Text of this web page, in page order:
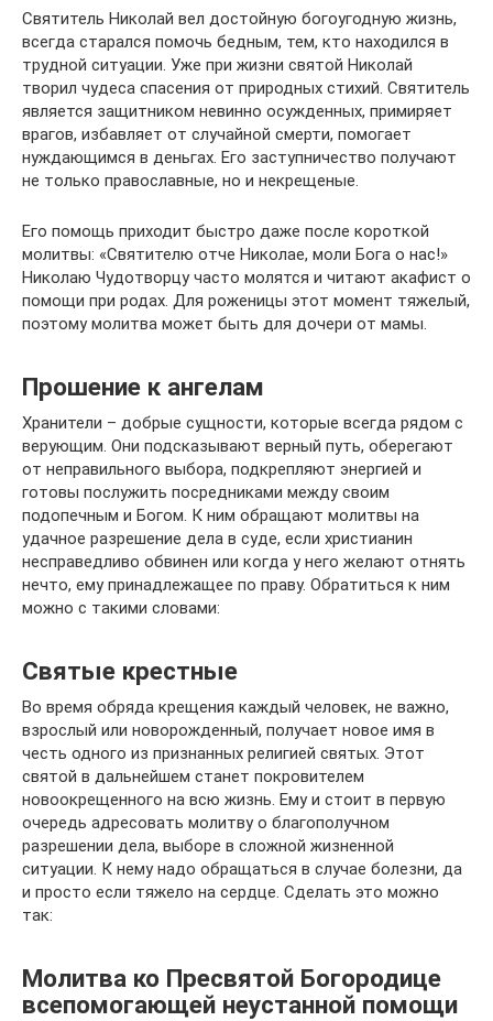
Святитель Николай вел достойную богоугодную жизнь,
всегда старался помочь бедным, тем, кто находился в
трудной ситуации. Уже при жизни святой Николай
творил чудеса спасения от природных стихий. Святитель
является защитником невинно осужденных, примиряет
врагов, избавляет от случайной смерти, помогает
нуждающимся в деньгах. Его заступничество получают
не только православные, но и некрещеные.
Его помощь приходит быстро даже после короткой
молитвы: «Святителю отче Николае, моли Бога о нас!»
Николаю Чудотворцу часто молятся и читают акафист о
помощи при родах. Для роженицы этот момент тяжелый,
поэтому молитва может быть для дочери от мамы.
Прошение к ангелам
Хранители – добрые сущности, которые всегда рядом с
верующим. Они подсказывают верный путь, оберегают
от неправильного выбора, подкрепляют энергией и
готовы послужить посредниками между своим
подопечным и Богом. К ним обращают молитвы на
удачное разрешение дела в суде, если христианин
несправедливо обвинен или когда у него желают отнять
нечто, ему принадлежащее по праву. Обратиться к ним
можно с такими словами:
Святые крестные
Во время обряда крещения каждый человек, не важно,
взрослый или новорожденный, получает новое имя в
честь одного из признанных религией святых. Этот
святой в дальнейшем станет покровителем
новоокрещенного на всю жизнь. Ему и стоит в первую
очередь адресовать молитву о благополучном
разрешении дела, выборе в сложной жизненной
ситуации. К нему надо обращаться в случае болезни, да
и просто если тяжело на сердце. Сделать это можно
так:
Молитва ко Пресвятой Богородице
всепомогающей неустанной помощи